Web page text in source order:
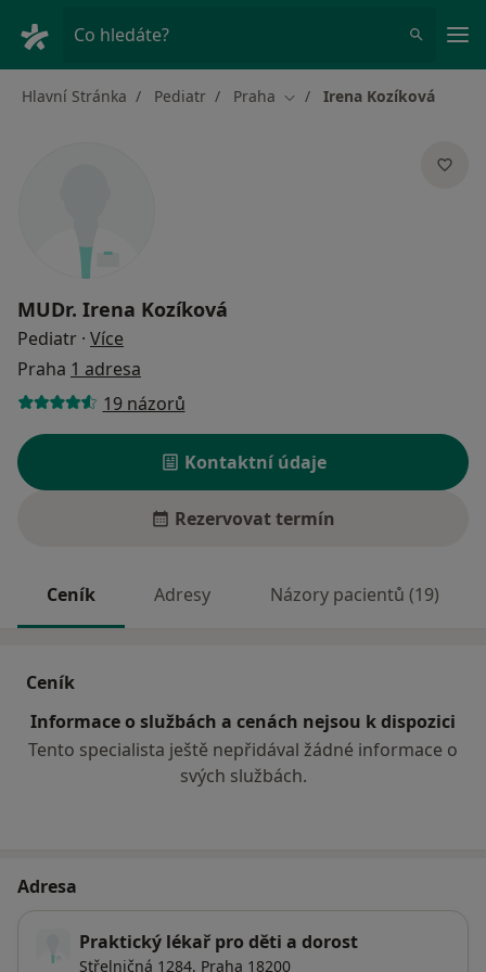
Co hledáte?
Hlavní Stránka Pediatr Praha Změna města
Irena Kozíková
MUDr. Irena Kozíková
Pediatr · Více
Praha 1 adresa
19 názorů
Kontaktní údaje
Rezervovat termín
Ceník Adresy Názory pacientů (19)
Ceník
Informace o službách a cenách nejsou k dispozici
Tento specialista ještě nepřidával žádné informace o
svých službách.
Adresa
Praktický lékař pro děti a dorost
Střelničná 1284, Praha 18200